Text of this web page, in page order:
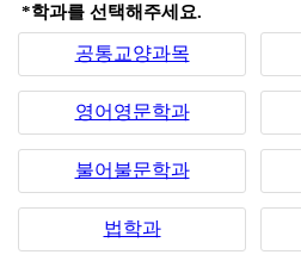
*학과를 선택해주세요.
공통교양과목
영어영문학과
불어불문학과
법학과